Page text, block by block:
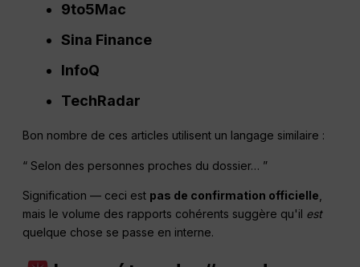
9to5Mac
Sina Finance
InfoQ
TechRadar
Bon nombre de ces articles utilisent un langage similaire :
“ Selon des personnes proches du dossier… ”
Signification — ceci est pas de confirmation officielle
mais le volume des rapports cohérents suggère qu'il est
quelque chose se passe en interne.